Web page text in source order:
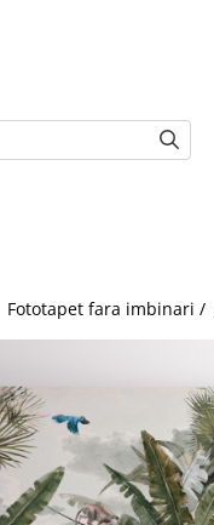
Fototapet fara imbinari /